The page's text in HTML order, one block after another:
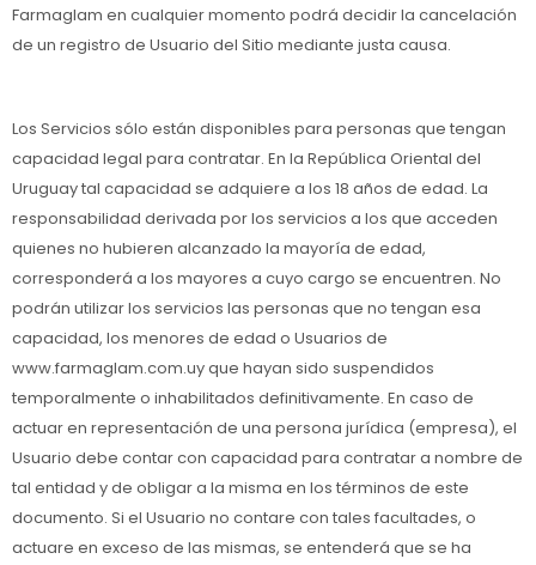
Farmaglam en cualquier momento podrá decidir la cancelación
de un registro de Usuario del Sitio mediante justa causa.
Los Servicios sólo están disponibles para personas que tengan
capacidad legal para contratar. En la República Oriental del
Uruguay tal capacidad se adquiere a los 18 años de edad. La
responsabilidad derivada por los servicios a los que acceden
quienes no hubieren alcanzado la mayoría de edad,
corresponderá a los mayores a cuyo cargo se encuentren. No
podrán utilizar los servicios las personas que no tengan esa
capacidad, los menores de edad o Usuarios de
www.farmaglam.com.uy que hayan sido suspendidos
temporalmente o inhabilitados definitivamente. En caso de
actuar en representación de una persona jurídica (empresa), el
Usuario debe contar con capacidad para contratar a nombre de
tal entidad y de obligar a la misma en los términos de este
documento. Si el Usuario no contare con tales facultades, o
actuare en exceso de las mismas, se entenderá que se ha